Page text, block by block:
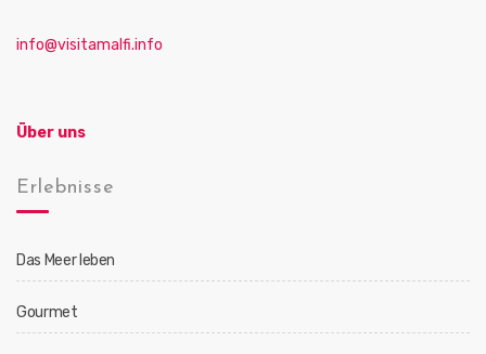
info@visitamalfi.info
Über uns
Erlebnisse
Das Meer leben
Gourmet